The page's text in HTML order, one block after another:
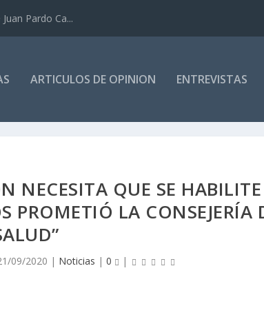
Pardo Ca...
ARTICULOS DE OPINION ENTREVISTAS
NECESITA QUE SE
PROMETIÓ LA CONSEJERÍA
09/2020 | Noticias |0 |